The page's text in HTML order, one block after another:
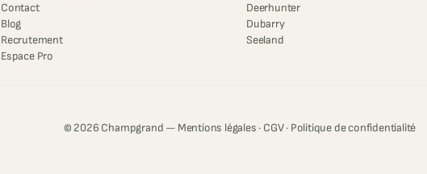
Contact
Blog
Recrutement
Espace Pro
Deerhunter
Dubarry
Seeland
© 2026 Champgrand — Mentions légales · CGV· Politique de confidentialité